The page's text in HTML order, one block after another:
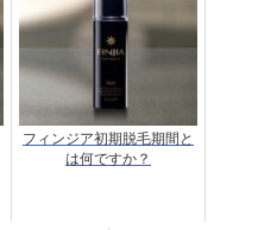
フィンジア初期脱毛期間と
は何ですか？